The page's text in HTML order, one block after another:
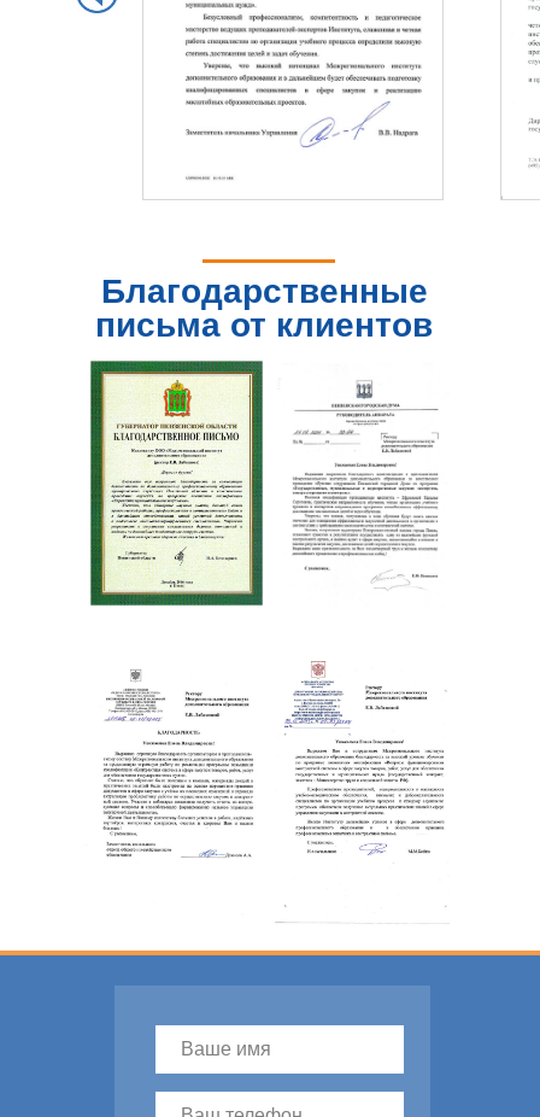
Благодарственные
письма от клиентов